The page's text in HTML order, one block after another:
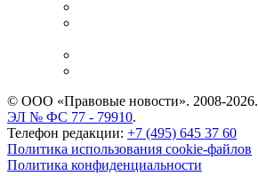
© ООО «Правовые новости». 2008-2026.
ЭЛ № ФС 77 - 79910.
Телефон редакции: +7 (495) 645 37 60
Политика использования cookie-файлов
Политика конфиденциальности